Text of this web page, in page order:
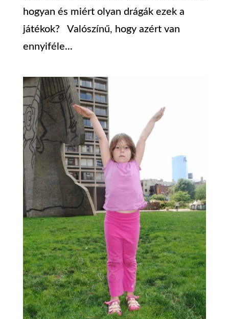
hogyan és miért olyan drágák ezek a
játékok? Valószínű, hogy azért van
ennyiféle...